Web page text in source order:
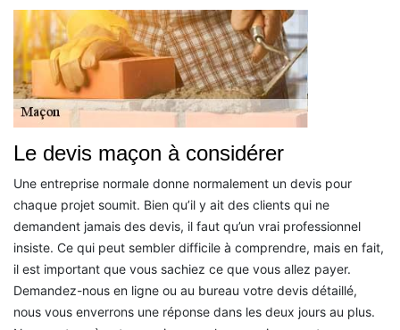
Le devis maçon à considérer
Une entreprise normale donne normalement un devis pour
chaque projet soumit. Bien qu’il y ait des clients qui ne
demandent jamais des devis, il faut qu’un vrai professionnel
insiste. Ce qui peut sembler difficile à comprendre, mais en fait,
il est important que vous sachiez ce que vous allez payer.
Demandez-nous en ligne ou au bureau votre devis détaillé,
nous vous enverrons une réponse dans les deux jours au plus.